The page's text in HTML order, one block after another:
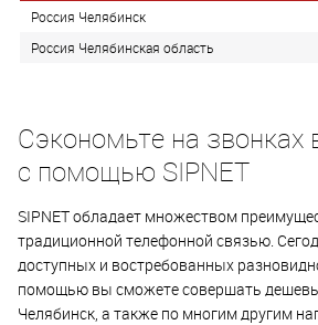
Россия Челябинск
Россия Челябинская область
Сэкономьте на звонках
с помощью SIPNET
SIPNET обладает множеством
традиционной телефонной связью.
доступных и востребованных
помощью вы сможете совершать
Челябинск, а также по многим другим